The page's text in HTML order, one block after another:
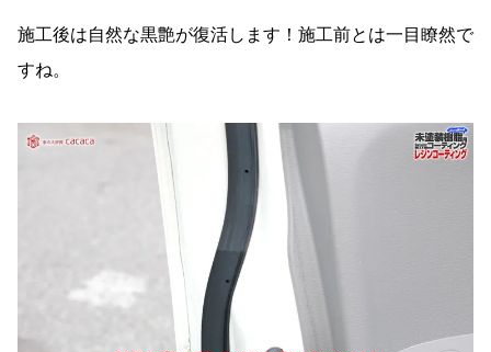
施工後は自然な黒艶が復活します！施工前とは一目瞭然で
すね。